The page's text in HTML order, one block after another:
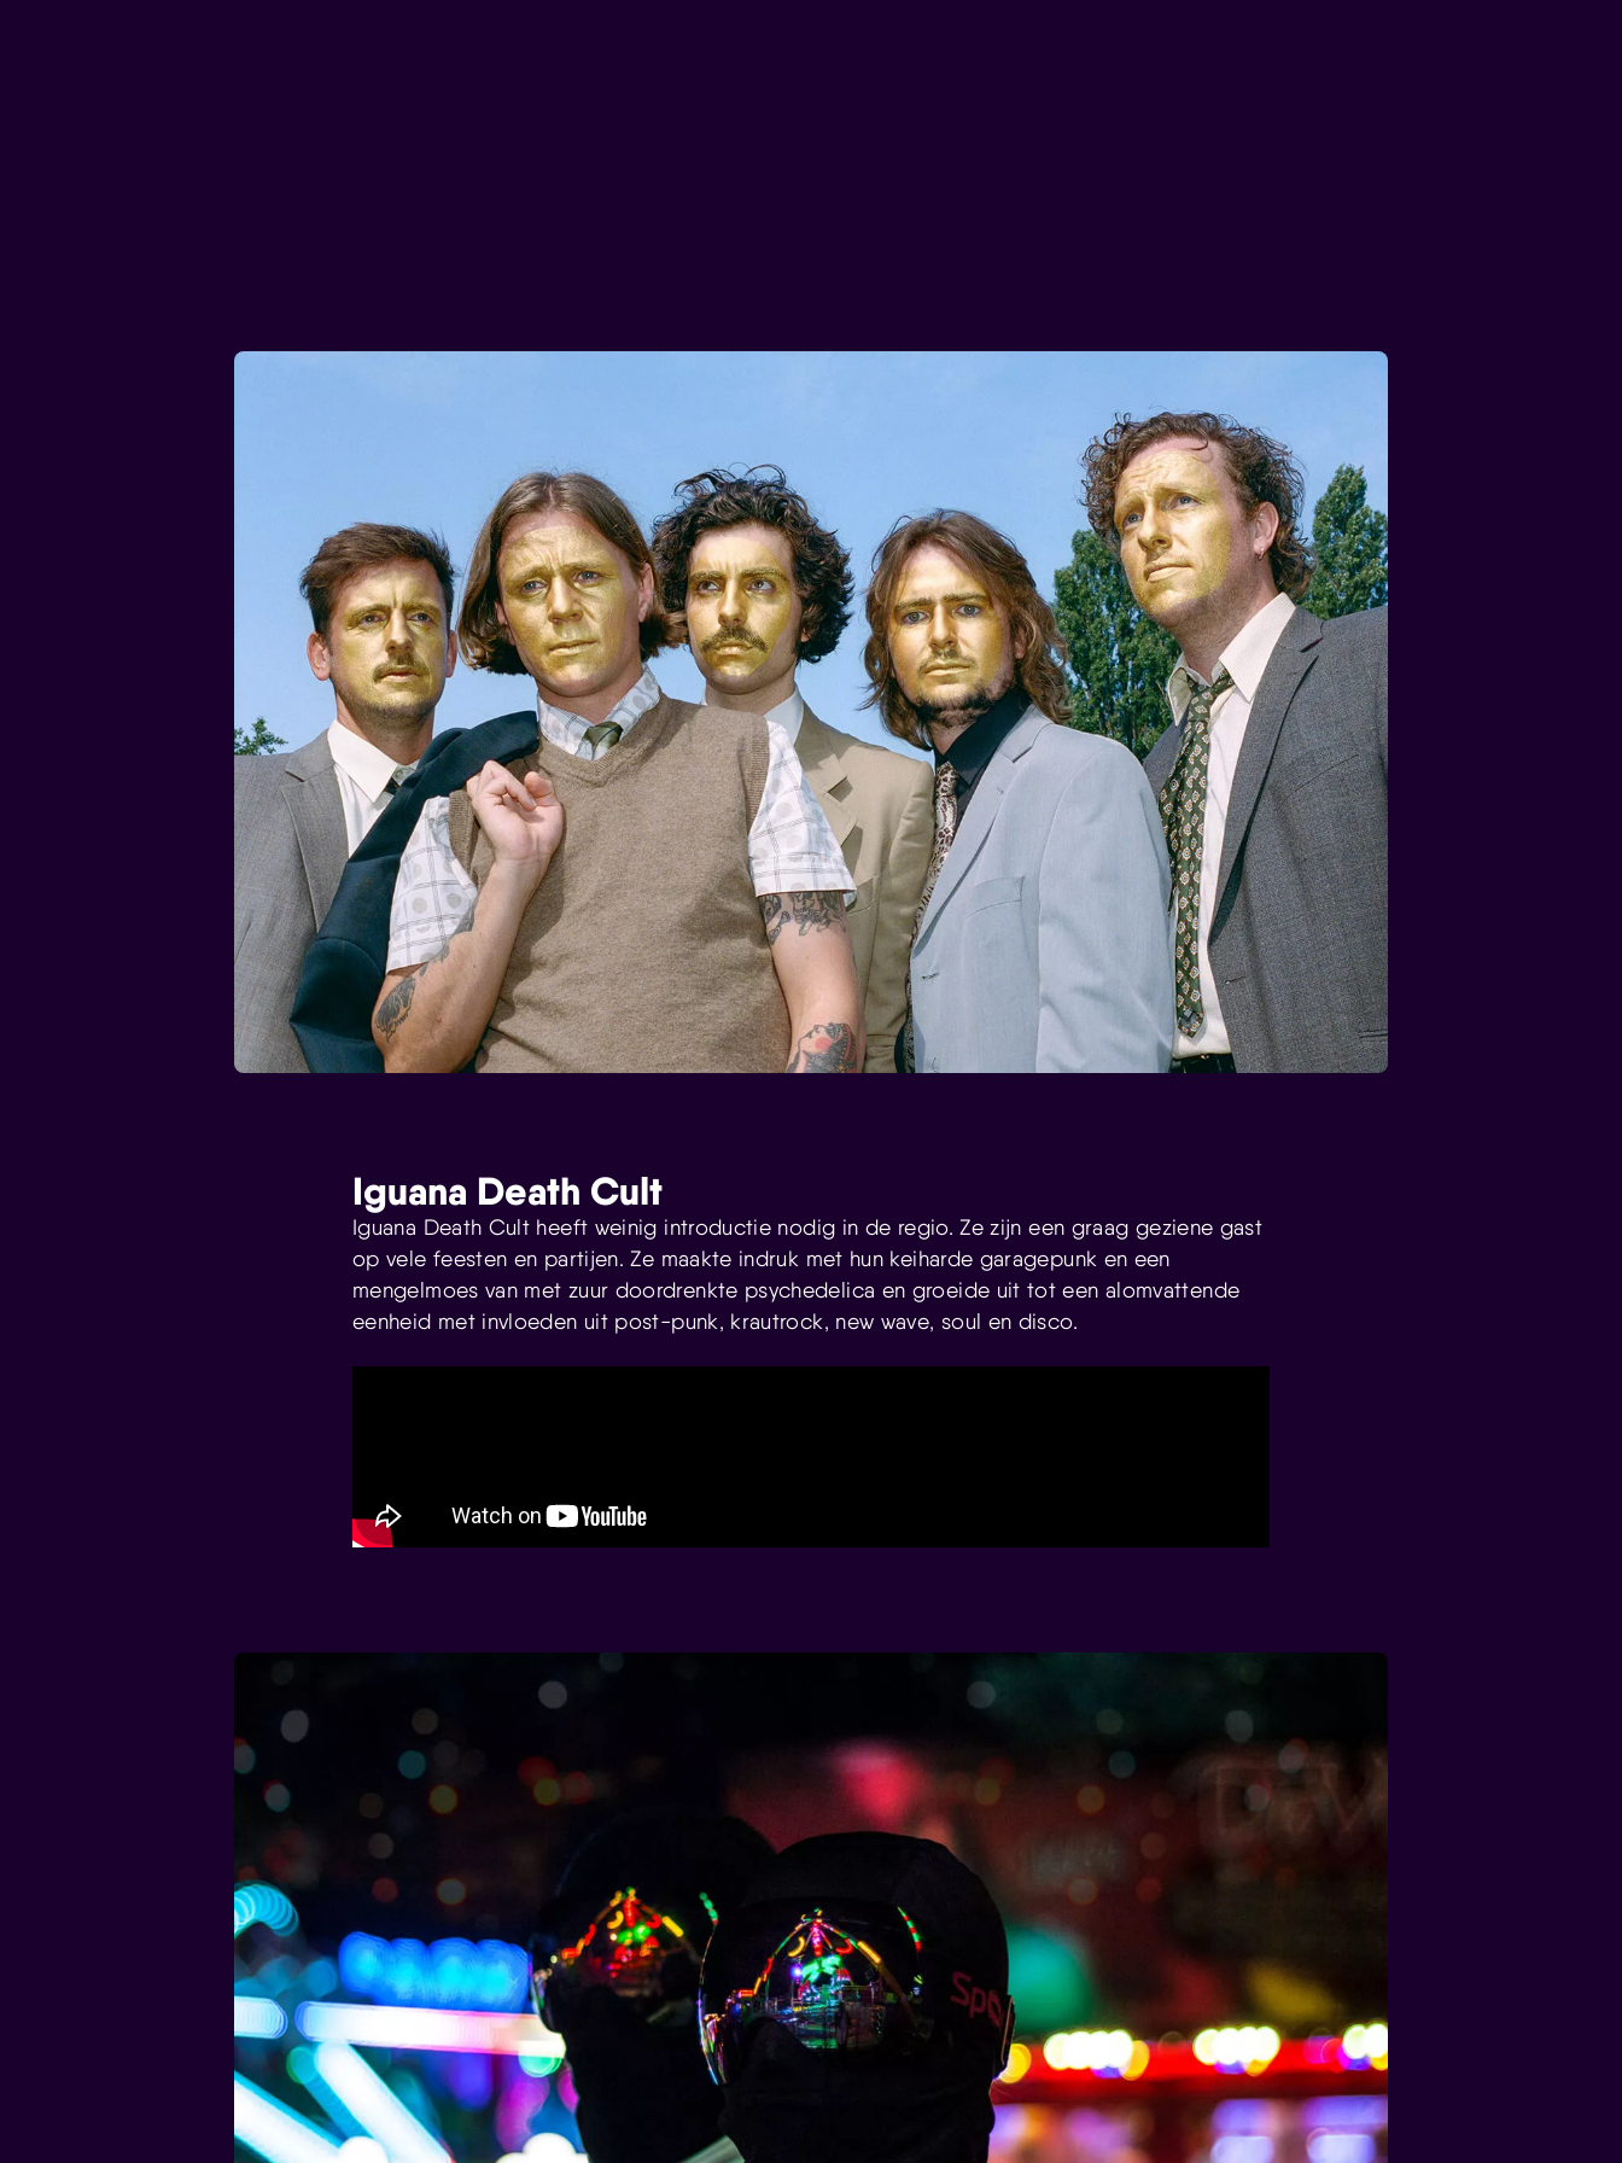
Iguana Death Cult
Iguana Death Cult heeft weinig introductie nodig in de regio. Ze zijn een graag geziene gast
op vele feesten en partijen. Ze maakte indruk met hun keiharde garagepunk en een
mengelmoes van met zuur doordrenkte psychedelica en groeide uit tot een alomvattende
eenheid met invloeden uit post-punk, krautrock, new wave, soul en disco.